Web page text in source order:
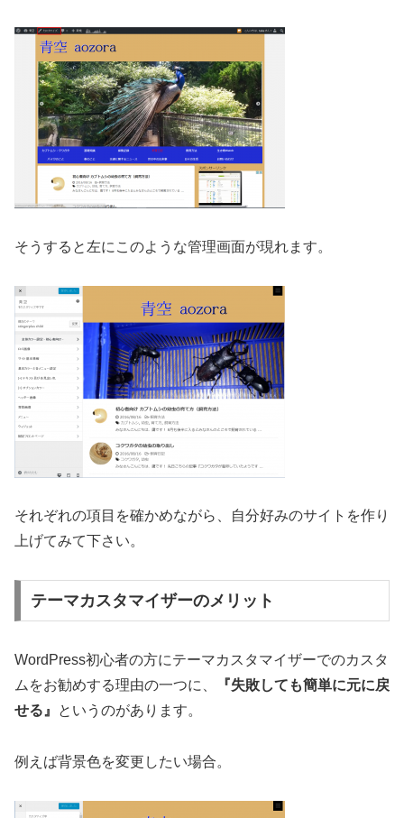
そうすると左にこのような管理画面が現れます。
それぞれの項目を確かめながら、自分好みのサイトを作り
上げてみて下さい。
テーマカスタマイザーのメリット
WordPress初心者の方にテーマカスタマイザーでのカスタ
ムをお勧めする理由の一つに、
『失敗しても簡単に元に戻
せる』
というのがあります。
例えば背景色を変更したい場合。